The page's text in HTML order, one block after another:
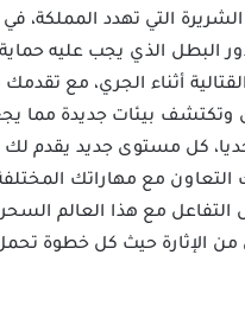
التي تهدد المملكة،
البطل الذي يجب عليه حماية
أثناء الجري، مع
وتكتشف بيئات جديدة مما
كل مستوى جديد يقدم
مع مهاراتك
التفاعل مع هذا العالم
من الإثارة حيث كل خطوة